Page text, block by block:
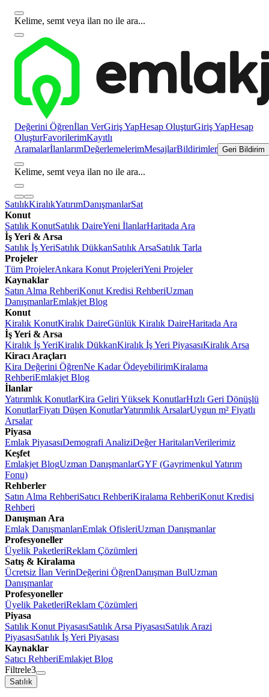
Kelime, semt veya ilan no ile ara...
Değerini Öğrenİlan VerGiriş YapHesap OluşturGiriş YapHesap
OluşturFavorilerimKayıtlı
AramalarİlanlarımDeğerlemelerimMesajlarBildirimler Geri Bildirim
Kelime, semt veya ilan no ile ara...
SatılıkKiralıkYatırımDanışmanlarSat
Konut
Satılık KonutSatılık DaireYeni İlanlarHaritada Ara
İş Yeri & Arsa
Satılık İş YeriSatılık DükkanSatılık ArsaSatılık Tarla
Projeler
Tüm ProjelerAnkara Konut ProjeleriYeni Projeler
Kaynaklar
Satın Alma RehberiKonut Kredisi RehberiUzman
DanışmanlarEmlakjet Blog
Konut
Kiralık KonutKiralık DaireGünlük Kiralık DaireHaritada Ara
İş Yeri & Arsa
Kiralık İş YeriKiralık DükkanKiralık İş Yeri PiyasasıKiralık Arsa
Kiracı Araçları
Kira Değerini ÖğrenNe Kadar ÖdeyebilirimKiralama
RehberiEmlakjet Blog
İlanlar
Yatırımlık KonutlarKira Geliri Yüksek KonutlarHızlı Geri Dönüşlü
KonutlarFiyatı Düşen KonutlarYatırımlık ArsalarUygun m² Fiyatlı
Arsalar
Piyasa
Emlak PiyasasıDemografi AnaliziDeğer HaritalarıVerilerimiz
Keşfet
Emlakjet BlogUzman DanışmanlarGYF (Gayrimenkul Yatırım
Fonu)
Rehberler
Satın Alma RehberiSatıcı RehberiKiralama RehberiKonut Kredisi
Rehberi
Danışman Ara
Emlak DanışmanlarıEmlak OfisleriUzman Danışmanlar
Profesyoneller
Üyelik PaketleriReklam Çözümleri
Satış & Kiralama
Ücretsiz İlan VerinDeğerini ÖğrenDanışman BulUzman
Danışmanlar
Profesyoneller
Üyelik PaketleriReklam Çözümleri
Piyasa
Satılık Konut PiyasasıSatılık Arsa PiyasasıSatılık Arazi
PiyasasıSatılık İş Yeri Piyasası
Kaynaklar
Satıcı RehberiEmlakjet Blog
Filtrele3
Satılık